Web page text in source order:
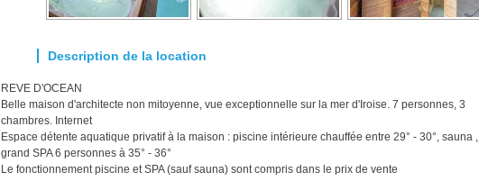
REVE D'OCEAN
Belle maison d'architecte non mitoyenne, vue exceptionnelle sur la mer d'Iroise. 7 personnes, 3
chambres. Internet
Espace détente aquatique privatif à la maison : piscine intérieure chauffée entre 29° - 30°, sauna ,
grand SPA 6 personnes à 35° - 36°
Le fonctionnement piscine et SPA (sauf sauna) sont compris dans le prix de vente